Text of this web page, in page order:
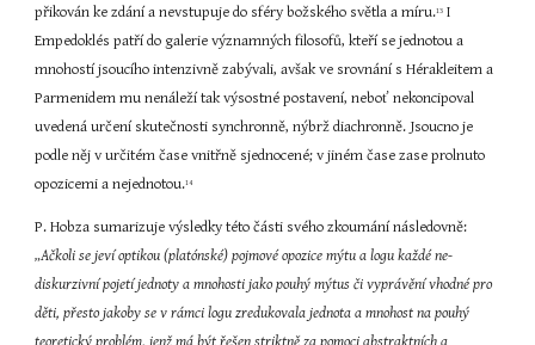
přikován ke zdání a nevstupuje do sféry božského světla a míru.13 I
Empedoklés patří do galerie významných filosofů, kteří se jednotou a
mnohostí jsoucího intenzivně zabývali, avšak ve srovnání s Hérakleitem a
Parmenidem mu nenáleží tak výsostné postavení, neboť nekoncipoval
uvedená určení skutečnosti synchronně, nýbrž diachronně. Jsoucno je
podle něj v určitém čase vnitřně sjednocené; v jiném čase zase prolnuto
opozicemi a nejednotou.14
„Ačkoli se jeví optikou (platónské) pojmové opozice mýtu a logu každé ne-
diskurzivní pojetí jednoty a mnohosti jako pouhý mýtus či vyprávění vhodné pro
děti, přesto jakoby se v rámci logu zredukovala jednota a mnohost na pouhý